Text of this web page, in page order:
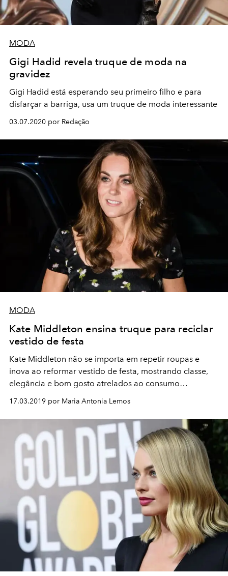
MODA
Gigi Hadid revela truque de moda na
gravidez
Gigi Hadid está esperando seu primeiro filho e para
disfarçar a barriga, usa um truque de moda interessante
03.07.2020 por Redação
MODA
Kate Middleton ensina truque para reciclar
vestido de festa
Kate Middleton não se importa em repetir roupas e
inova ao reformar vestido de festa, mostrando classe,
elegância e bom gosto atrelados ao consumo
17.03.2019 por Maria Antonia Lemos